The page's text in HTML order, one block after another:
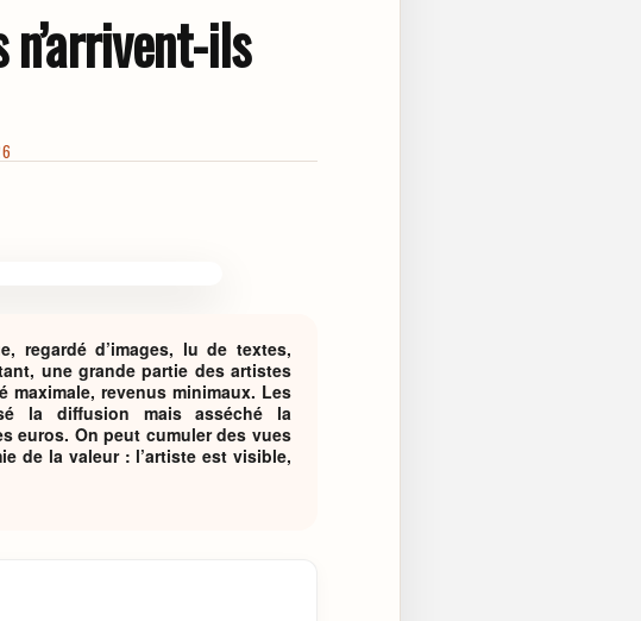
ils
regardé d’images, lu de textes,
une grande partie des artistes
revenus minimaux. Les
la diffusion mais asséché la
euros. On peut cumuler des vues
de la valeur : l’artiste est visible,